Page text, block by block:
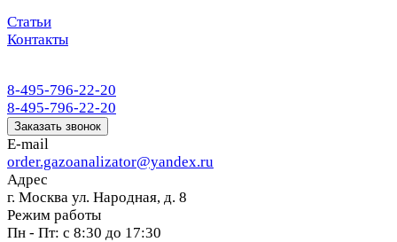
Статьи
Контакты
8-495-796-22-20
8-495-796-22-20
Заказать звонок
E-mail
order.gazoanalizator@yandex.ru
Адрес
г. Москва ул. Народная, д. 8
Режим работы
Пн - Пт: с 8:30 до 17:30